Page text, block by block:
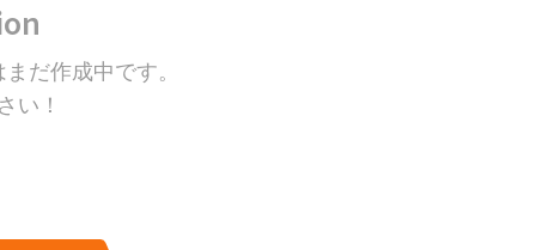
だ作成中です。
い！